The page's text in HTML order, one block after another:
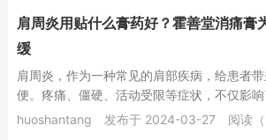
肩周炎用贴什么膏药好？霍善堂消痛膏
缓
肩周炎，作为一种常见的肩部疾病，给患者
便。疼痛、僵硬、活动受限等症状，不仅影响
还可能导致工作效率下降，甚至影响到睡眠质
huoshantang 发布于 2024-03-27 阅读（